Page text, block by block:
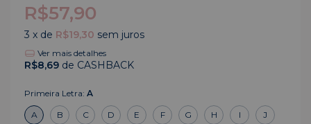
R$57,90
3 x de R$19,30 sem juros
Ver mais detalhes
R$8,69 de CASHBACK
Primeira Letra: A
A B C D E F G H I J